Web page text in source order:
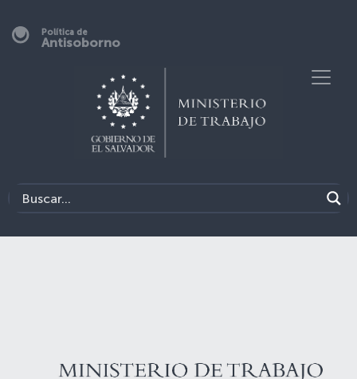
Política de
Antisoborno